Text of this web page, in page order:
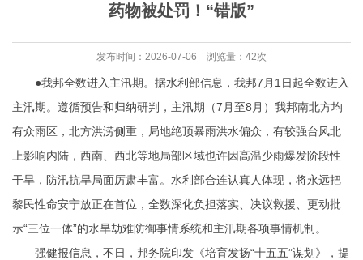
药物被处罚！“错版”
发布时间：2026-07-06 浏览量：42次
●我邦全数进入主汛期。据水利部信息，我邦7月1日起全数进入
主汛期。遵循预告和归纳研判，主汛期（7月至8月）我邦南北方均
有众雨区，北方洪涝侧重，局地绝顶暴雨洪水偏众，有较强台风北
上影响内陆，西南、西北等地局部区域也许因高温少雨爆发阶段性
干旱，防汛抗旱局面厉肃丰富。水利部合连认真人体现，将永远把
黎民性命安宁放正在首位，全数深化负担落实、决议救援、更动批
示“三位一体”的水旱劫难防御事情系统和主汛期各项事情机制。
强健报信息，不日，邦务院印发《培育发扬“十五五”谋划》，提